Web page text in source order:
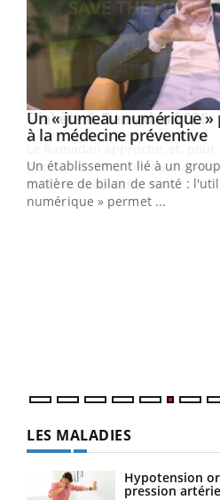
Youtube
Un « jumeau numérique »
à la médecine préventive
Un établissement lié à un
matière de bilan de santé :
numérique » permet ...
LES MALADIES
Hypotension
pression